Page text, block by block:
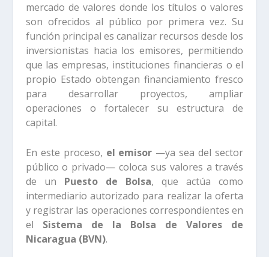
mercado de valores donde los títulos o valores
son ofrecidos al público por primera vez. Su
función principal es canalizar recursos desde los
inversionistas hacia los emisores, permitiendo
que las empresas, instituciones financieras o el
propio Estado obtengan financiamiento fresco
para desarrollar proyectos, ampliar
operaciones o fortalecer su estructura de
capital.
En este proceso, el emisor —ya sea del sector
público o privado— coloca sus valores a través
de un Puesto de Bolsa, que actúa como
intermediario autorizado para realizar la oferta
y registrar las operaciones correspondientes en
el Sistema de la Bolsa de Valores de
Nicaragua (BVN).